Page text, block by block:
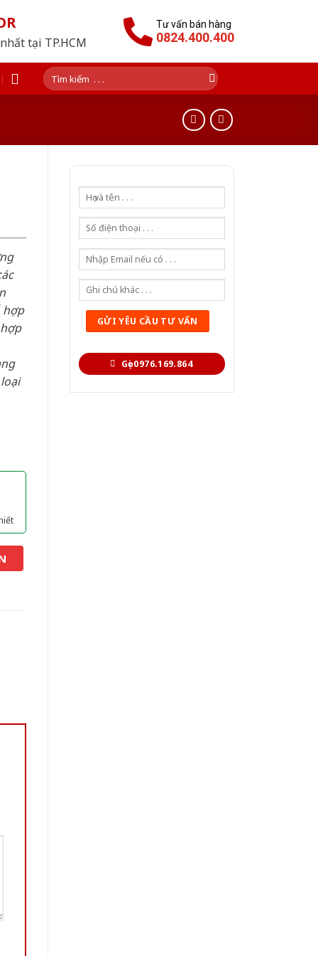
tại TP.HCM
Tư vấn bán hàng
0824.400.400
Tìm
kiếm:
Gọi 0976.169.864
hợp